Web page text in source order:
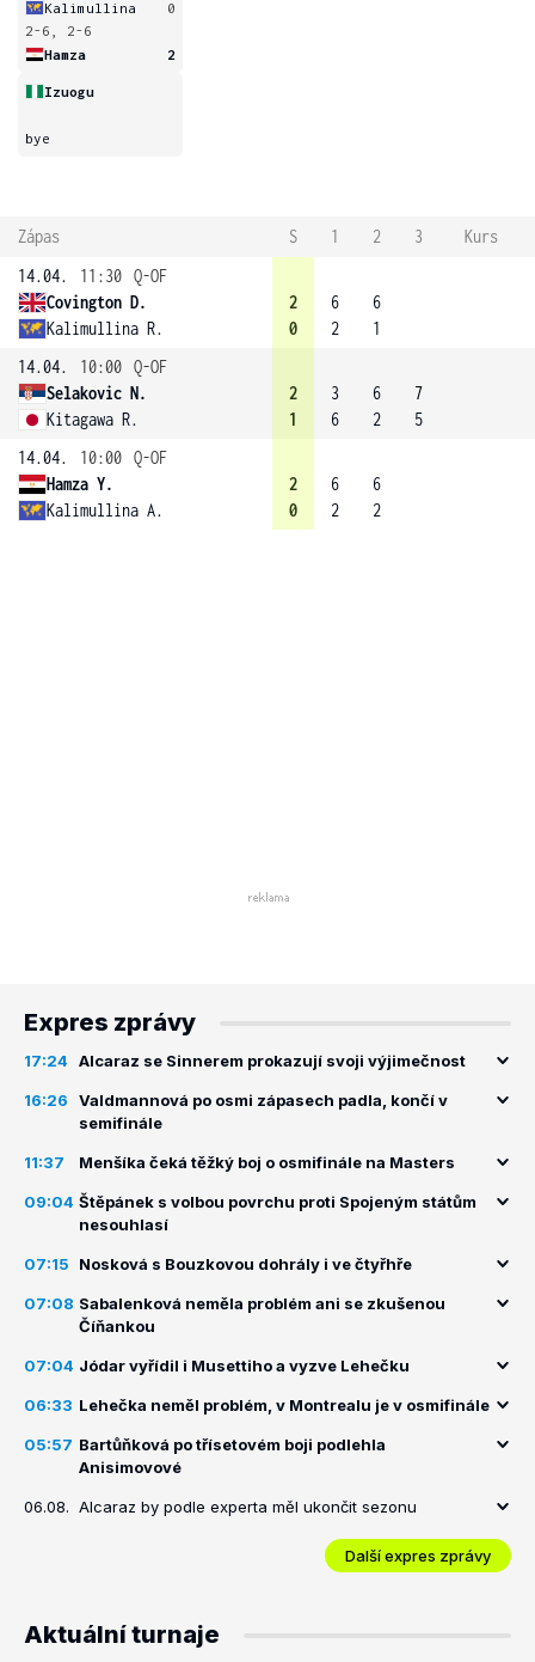
Kalimullina
0
2-6, 2-6
Hamza
2
Izuogu
bye
Zápas S 1 2 3
Kurs
14.04.
11:30 Q-OF
Covington D.
Kalimullina R.
2
0
6
2
6
1
14.04.
10:00 Q-OF
Selakovic N.
Kitagawa R.
2
1
3
6
6
2
7
5
14.04.
10:00 Q-OF
Hamza Y.
Kalimullina A.
2
0
6
2
6
2
Expres zprávy
17:24 Alcaraz se Sinnerem prokazují svoji výjimečnost
16:26
Valdmannová po osmi zápasech padla, končí v
semifinále
11:37 Menšíka čeká těžký boj o osmifinále na Masters
09:04 Štěpánek s volbou povrchu proti Spojeným státům
nesouhlasí
07:15 Nosková s Bouzkovou dohrály i ve čtyřhře
07:08 Sabalenková neměla problém ani se zkušenou
Číňankou
07:04 Jódar vyřídil i Musettiho a vyzve Lehečku
06:33 Lehečka neměl problém, v Montrealu je v osmifinále
05:57 Bartůňková po třísetovém boji podlehla
Anisimovové
06.08. Alcaraz by podle experta měl ukončit sezonu
Další expres zprávy
Aktuální turnaje